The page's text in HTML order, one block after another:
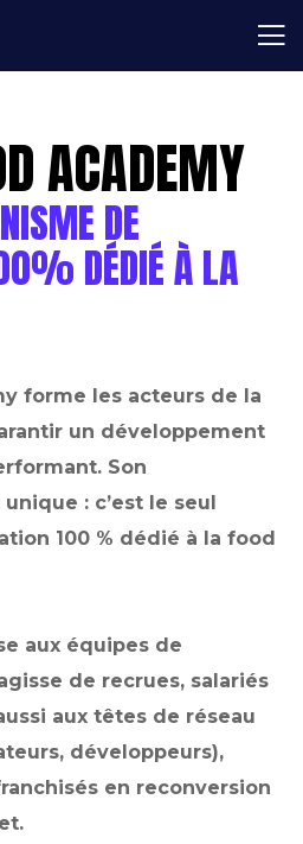
ACADEMY
DE
DÉDIÉ À LA
forme les acteurs de la
un développement
Son
: c’est le seul
100 % dédié à la food
aux équipes de
de recrues, salariés
aux têtes de réseau
développeurs),
en reconversion